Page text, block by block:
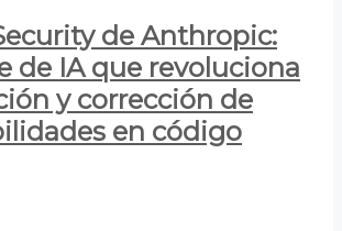
de Anthropic:
de IA que revoluciona
y corrección de
en código